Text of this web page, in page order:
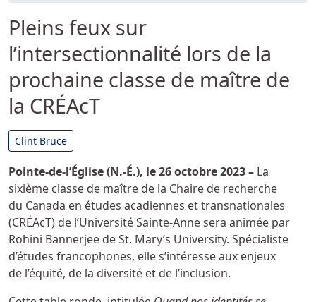
Pleins feux sur
l’intersectionnalité lors de la
prochaine classe de maître de
la CRÉAcT
Détails
Clint Bruce
Pointe-de-l’Église (N.-É.), le26 octobre 2023– La
sixième classe de maître de la Chaire de recherche
du Canada en études acadiennes et transnationales
(CRÉAcT) de l’Université Sainte-Anne sera animée par
Rohini Bannerjee de St. Mary’s University. Spécialiste
d’études francophones, elle s’intéresse aux enjeux
de l’équité, de la diversité et de l’inclusion.